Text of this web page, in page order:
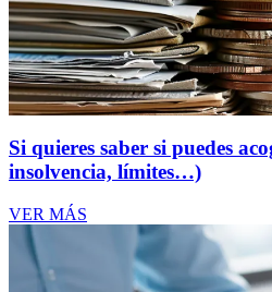
Si quieres saber si puedes
insolvencia, límites…)
VER MÁS